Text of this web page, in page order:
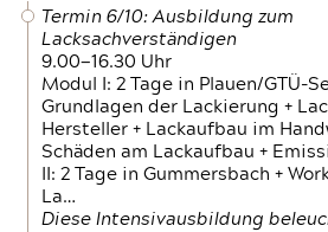
Termin 6/10: Ausbildung zum
Lacksachverständigen
9.00—16.30 Uhr
Modul I: 2 Tage in Plauen/GTÜ-
Grundlagen der Lackierung +
Hersteller + Lackaufbau im
Schäden am Lackaufbau +
II: 2 Tage in Gummersbach +
La…
Diese Intensivausbildung